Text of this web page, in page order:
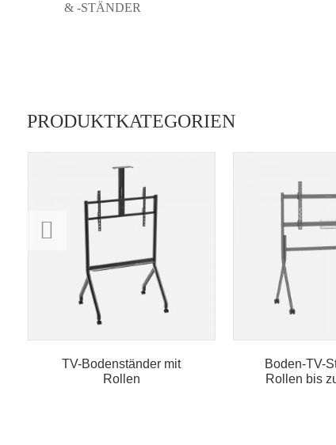
& -STÄNDER
PRODUKTKATEGORIEN
TV-Bodenständer mit
Rollen
Boden-TV-
Rollen bis